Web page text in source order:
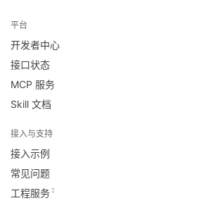
平台
开发者中心
接口状态
MCP 服务
Skill 文档
接入与支持
接入示例
常见问题
工程服务